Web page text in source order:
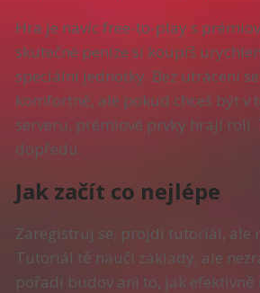
Hra je navíc free-to-play s
skutečné peníze si koupíš
speciální jednotky. Bez utrácení
komfortně, ale pokud chceš být v
serveru, prémiové prvky hrají roli.
dopředu.
Jak začít co nejlépe
Zaregistruj se, projdi tutoriál, ale
Tutoriál tě naučí základy, ale
pořadí budov ani to, jak efektivně